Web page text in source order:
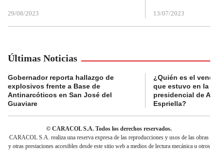
29/08/2023 13/07/2023
Últimas Noticias
Gobernador reporta hallazgo de
explosivos frente a Base de
Antinarcóticos en San José del
Guaviare
¿Quién es el
que estuvo en la
presidencial de
Espriella?
© CARACOL S.A. Todos los derechos reservados.
CARACOL S.A. realiza una reserva expresa de las reproducciones y usos de las obras
y otras prestaciones accesibles desde este sitio web a medios de lectura mecánica u otros